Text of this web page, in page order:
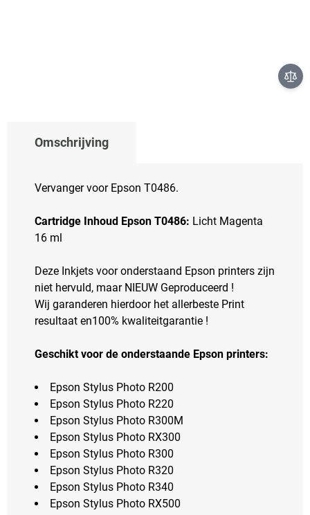
Omschrijving
Vervanger voor Epson T0486.
Cartridge Inhoud Epson T0486: Licht Magenta
16 ml
Deze Inkjets voor onderstaand Epson printers zijn
niet hervuld, maar NIEUW Geproduceerd !
Wij garanderen hierdoor het allerbeste Print
resultaat en100% kwaliteitgarantie !
Geschikt voor de onderstaande Epson printers:
Epson Stylus Photo R200
Epson Stylus Photo R220
Epson Stylus Photo R300M
Epson Stylus Photo RX300
Epson Stylus Photo R300
Epson Stylus Photo R320
Epson Stylus Photo R340
Epson Stylus Photo RX500